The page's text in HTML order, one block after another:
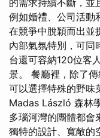
的需求持續不斷，並
例如婚禮、公司活動
在競爭中脫穎而出並
內部氣氛特別，可同
台還可容納120位客
景。 餐廳裡，除了
可以選擇特殊的野
Madas László 森林
多瑙河灣的團體都會
獨特的設計、寬敞的